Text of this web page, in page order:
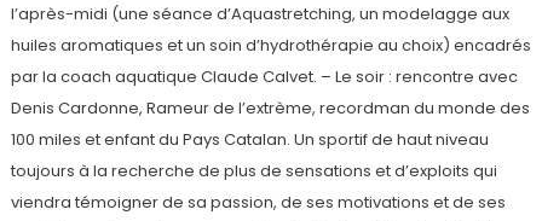
l’après-midi (une séance d’Aquastretching, un modelagge aux
huiles aromatiques et un soin d’hydrothérapie au choix) encadrés
par la coach aquatique Claude Calvet. – Le soir : rencontre avec
Denis Cardonne, Rameur de l’extrème, recordman du monde des
100 miles et enfant du Pays Catalan. Un sportif de haut niveau
toujours à la recherche de plus de sensations et d’exploits qui
viendra témoigner de sa passion, de ses motivations et de ses